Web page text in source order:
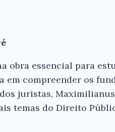
obra essencial para
em compreender os
juristas,
temas do Direito